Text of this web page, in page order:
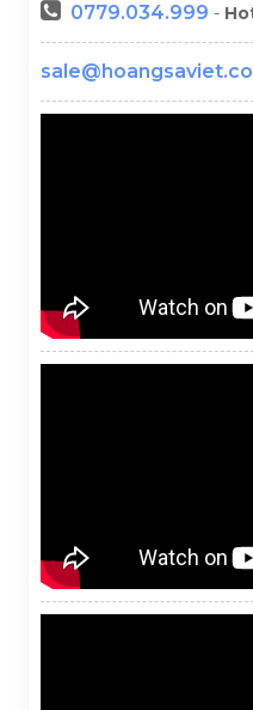
0779.034.999 -